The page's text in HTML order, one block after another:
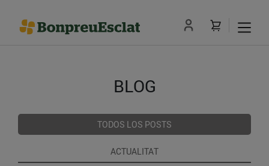
BLOG
TODOS LOS POSTS
ACTUALITAT